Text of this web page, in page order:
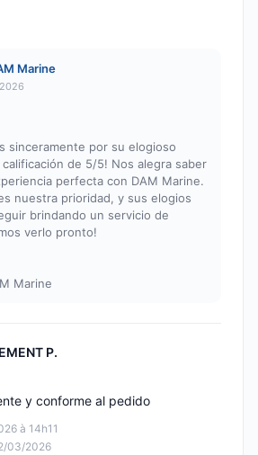
Marine
sinceramente por su elogioso
de 5/5! Nos alegra saber
perfecta con DAM Marine.
nuestra prioridad, y sus elogios
brindando un servicio de
verlo pronto!
Marine
P.
à 14h11
03/2026
y conforme al pedido